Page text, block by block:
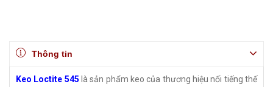
Thông tin
Keo Loctite 545 là sản phẩm keo của thương hiệu nổi tiếng thế